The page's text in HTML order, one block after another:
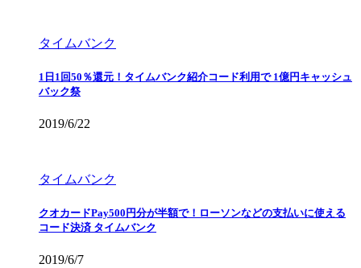
タイムバンク
1日1回50％還元！タイムバンク紹介コード利用で 1億円キャッシュ
バック祭
2019/6/22
タイムバンク
クオカードPay500円分が半額で！ローソンなどの支払いに使える
コード決済 タイムバンク
2019/6/7